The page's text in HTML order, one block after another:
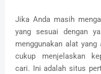
Jika Anda masih
yang sesuai dengan
menggunakan alat
cukup menjelaskan
cari. Ini adalah situs